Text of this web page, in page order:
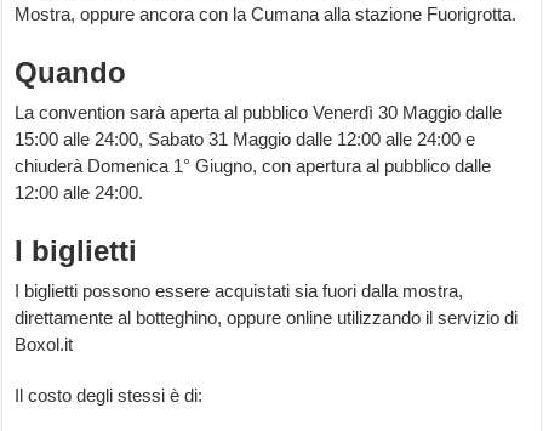
Mostra, oppure ancora con la Cumana alla stazione Fuorigrotta.
Quando
La convention sarà aperta al pubblico Venerdì 30 Maggio dalle
15:00 alle 24:00, Sabato 31 Maggio dalle 12:00 alle 24:00 e
chiuderà Domenica 1° Giugno, con apertura al pubblico dalle
12:00 alle 24:00.
I biglietti
I biglietti possono essere acquistati sia fuori dalla mostra,
direttamente al botteghino, oppure online utilizzando il servizio di
Boxol.it
Il costo degli stessi è di: